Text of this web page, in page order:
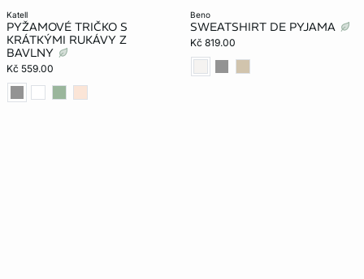
katell
PYŽAMOVÉ TRIČKO S
KRÁTKÝMI RUKÁVY Z
BAVLNY
Kč 559.00
beno
SWEATSHIRT DE PYJAMA
Kč 819.00